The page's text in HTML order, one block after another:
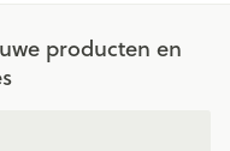
producten en